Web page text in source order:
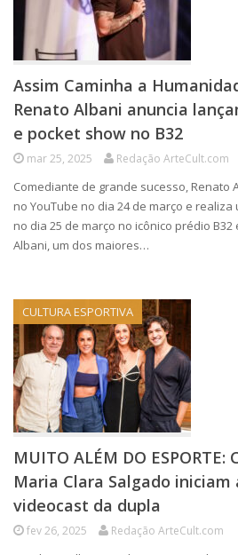
Assim Caminha a
Renato Albani anuncia
e pocket show no B32
mar 25, 2025 Redação ArteCult.com
Comediante de grande sucesso, Renato
no YouTube no dia 24 de março e
no dia 25 de março no icônico prédio
Albani, um dos maiores…
CULTURA ESPORTIVA
MUITO ALÉM DO
Maria Clara Salgado iniciam
videocast da dupla
fev 26, 2025 Redação ArteCult.com